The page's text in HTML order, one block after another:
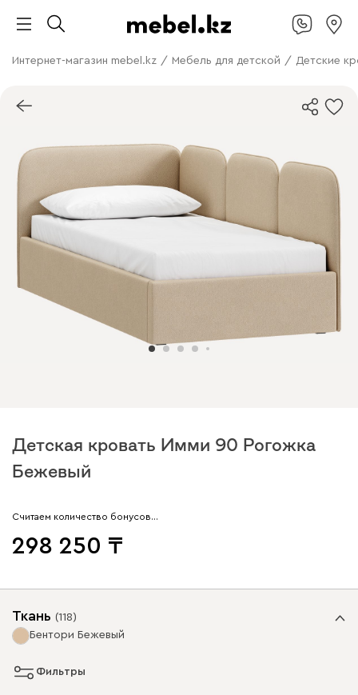
Интернет-магазин mebel.kz / Мебель для детской / Детские
Детская кровать Имми 90 Рогожка
Бежевый
Считаем количество бонусов…
298 250
Ткань (118)
Бентори Бежевый
Фильтры